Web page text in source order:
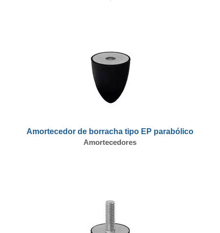
Amortecedor de borracha tipo EP parabólico
Amortecedores